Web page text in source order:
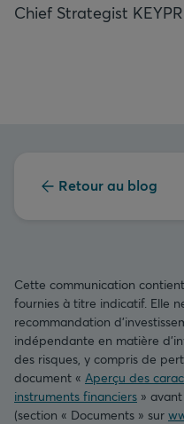
Chief Strategist
Retour au blog
Cette communication
fournies à titre indicatif. Elle
recommandation
indépendante en matière
des risques, y compris de
document « Aperçu des
instruments financiers »
(section « Documents » sur